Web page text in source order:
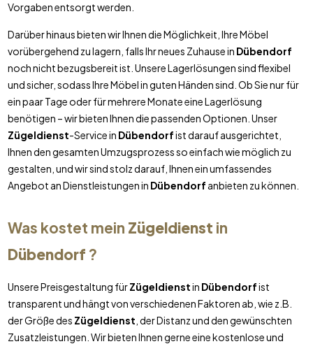
Vorgaben entsorgt werden.
Darüber hinaus bieten wir Ihnen die Möglichkeit, Ihre Möbel
vorübergehend zu lagern, falls Ihr neues Zuhause in Dübendorf
noch nicht bezugsbereit ist. Unsere Lagerlösungen sind flexibel
und sicher, sodass Ihre Möbel in guten Händen sind. Ob Sie nur für
ein paar Tage oder für mehrere Monate eine Lagerlösung
benötigen – wir bieten Ihnen die passenden Optionen. Unser
Zügeldienst-Service in Dübendorfist darauf ausgerichtet,
Ihnen den gesamten Umzugsprozess so einfach wie möglich zu
gestalten, und wir sind stolz darauf, Ihnen ein umfassendes
Angebot an Dienstleistungen in Dübendorf anbieten zu können.
Was kostet mein Zügeldienst in
Dübendorf ?
Unsere Preisgestaltung fürZügeldienstin Dübendorfist
transparent und hängt von verschiedenen Faktoren ab, wie z.B.
der Größe des Zügeldienst , der Distanz und den gewünschten
Zusatzleistungen. Wir bieten Ihnen gerne eine kostenlose und